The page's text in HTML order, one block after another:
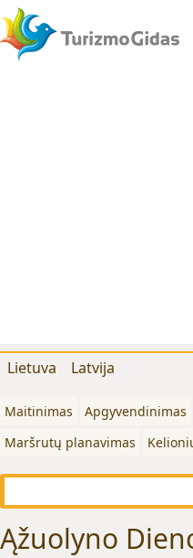
Lietuva Latvija
Maitinimas Apgyvendinimas
Maršrutų planavimas
Ąžuolyno